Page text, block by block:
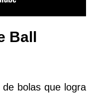
Ball
bolas que logra